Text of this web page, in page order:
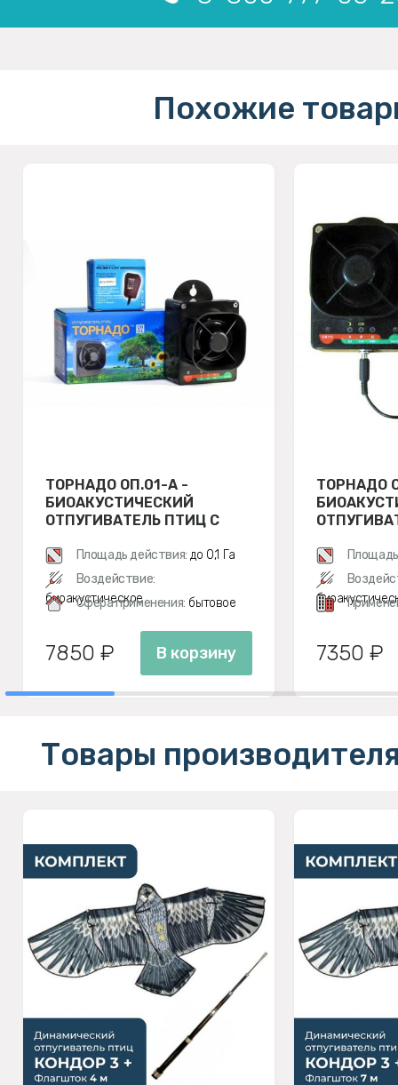
Похожие
ТОРНАДО ОП.01-А -
БИОАКУСТИЧЕСКИЙ
ОТПУГИВАТЕЛЬ ПТИЦ С
Площадь действия: до 0,1 Га
Воздействие:
биоакустическое
Сфера применения: бытовое
7850 ₽ В корзину
ТОРНАДО
7350 ₽
Товары